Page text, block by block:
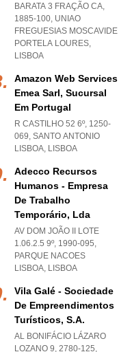
BARATA 3 FRAÇÃO CA,
1885-100, UNIAO
FREGUESIAS MOSCAVIDE
PORTELA LOURES,
LISBOA
Amazon Web Services
Emea Sarl, Sucursal
Em Portugal
R CASTILHO 52 6º, 1250-
069, SANTO ANTONIO
LISBOA, LISBOA
Adecco Recursos
Humanos - Empresa
De Trabalho
Temporário, Lda
AV DOM JOÃO II LOTE
1.06.2.5 9º, 1990-095,
PARQUE NACOES
LISBOA, LISBOA
Vila Galé - Sociedade
De Empreendimentos
Turísticos, S.a.
AL BONIFÁCIO LÁZARO
LOZANO 9, 2780-125,